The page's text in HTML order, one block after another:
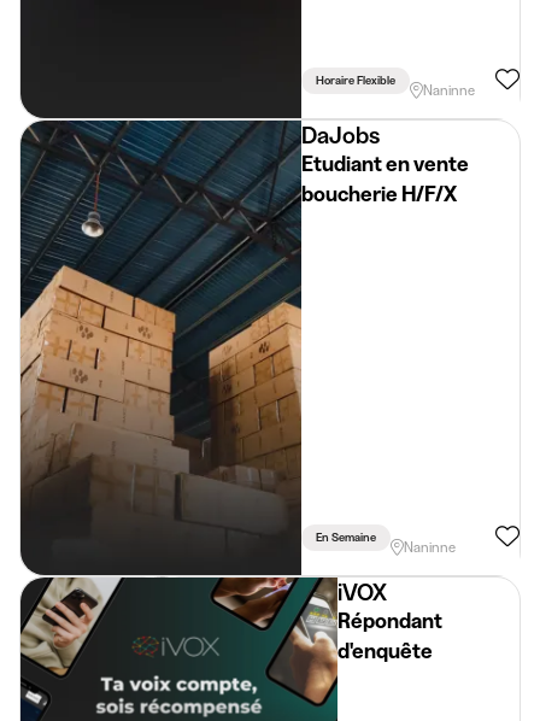
Horaire Flexible
Naninne
DaJobs
Etudiant en vente
boucherie H/F/X
En Semaine
Naninne
iVOX
Répondant
d'enquête